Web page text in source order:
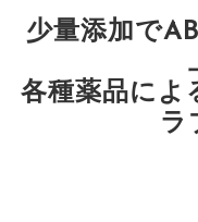
少量添加で
各種薬品によ
ラ